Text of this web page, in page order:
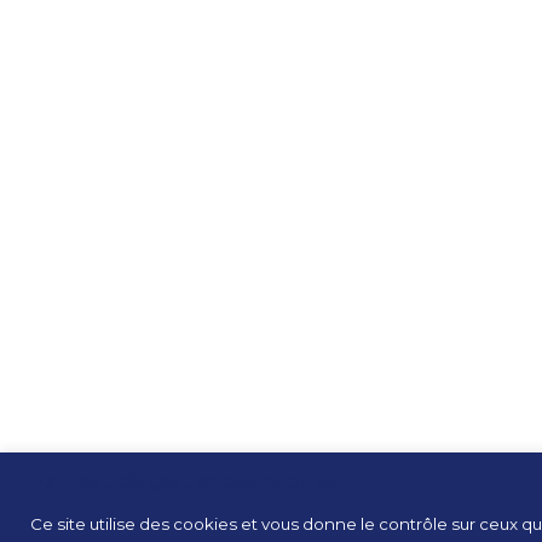
Ce site utilise des cookies et vous donne le contrôle sur ceux